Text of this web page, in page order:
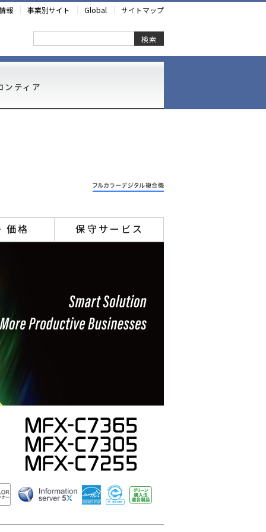
報 事業別サイト Global サイトマップ
検索
ンティア
価格 保守サービス